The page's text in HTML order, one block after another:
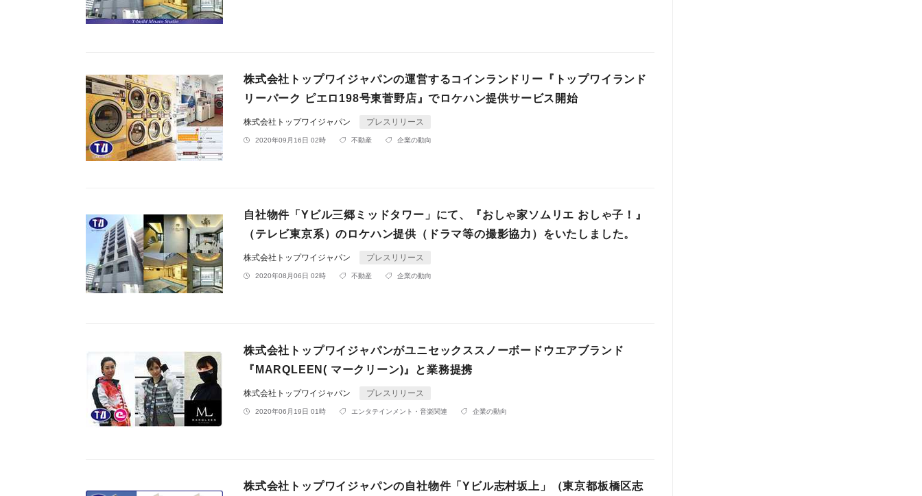
株式会社トップワイジャパンの運営するコインランドリー『トップワイランド
リーパーク ピエロ198号東菅野店』でロケハン提供サービス開始
株式会社トップワイジャパン プレスリリース
2020年09月16日 02時 不動産 企業の動向
自社物件「Yビル三郷ミッドタワー」にて、『おしゃ家ソムリエ おしゃ子！』
（テレビ東京系）のロケハン提供（ドラマ等の撮影協力）をいたしました。
株式会社トップワイジャパン プレスリリース
2020年08月06日 02時 不動産 企業の動向
株式会社トップワイジャパンがユニセックススノーボードウエアブランド
『MARQLEEN( マークリーン)』と業務提携
株式会社トップワイジャパン プレスリリース
2020年06月19日 01時 エンタテインメント・音楽関連 企業の動向
株式会社トップワイジャパンの自社物件「Yビル志村坂上」（東京都板橋区志